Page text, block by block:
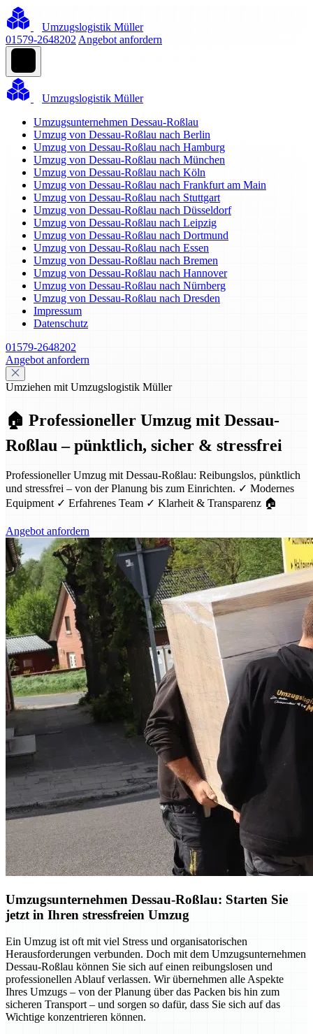
Umzugslogistik Müller
01579-2648202 Angebot anfordern
Umzugslogistik Müller
Umzugsunternehmen Dessau-Roßlau
Umzug von Dessau-Roßlau nach Berlin
Umzug von Dessau-Roßlau nach Hamburg
Umzug von Dessau-Roßlau nach München
Umzug von Dessau-Roßlau nach Köln
Umzug von Dessau-Roßlau nach Frankfurt am Main
Umzug von Dessau-Roßlau nach Stuttgart
Umzug von Dessau-Roßlau nach Düsseldorf
Umzug von Dessau-Roßlau nach Leipzig
Umzug von Dessau-Roßlau nach Dortmund
Umzug von Dessau-Roßlau nach Essen
Umzug von Dessau-Roßlau nach Bremen
Umzug von Dessau-Roßlau nach Hannover
Umzug von Dessau-Roßlau nach Nürnberg
Umzug von Dessau-Roßlau nach Dresden
Impressum
Datenschutz
01579-2648202
Angebot anfordern
Umziehen mit Umzugslogistik Müller
🏠 Professioneller Umzug mit Dessau-
Roßlau – pünktlich, sicher & stressfrei
Professioneller Umzug mit Dessau-Roßlau: Reibungslos, pünktlich
und stressfrei – von der Planung bis zum Einrichten. ✓ Modernes
Equipment ✓ Erfahrenes Team ✓ Klarheit & Transparenz 🏠
Angebot anfordern
Umzugsunternehmen Dessau-Roßlau: Starten Sie
jetzt in Ihren stressfreien Umzug
Ein Umzug ist oft mit viel Stress und organisatorischen
Herausforderungen verbunden. Doch mit dem Umzugsunternehmen
Dessau-Roßlau können Sie sich auf einen reibungslosen und
professionellen Ablauf verlassen. Wir übernehmen alle Aspekte
Ihres Umzugs – von der Planung über das Packen bis hin zum
sicheren Transport – und sorgen so dafür, dass Sie sich auf das
Wichtige konzentrieren können.